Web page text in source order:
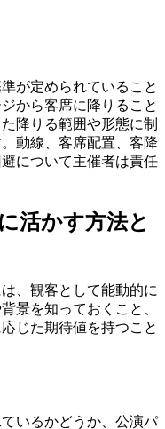
が定められていること
から客席に降りること
降りる範囲や形態に制
動線、客席配置、客降
について主催者は責任
活かす方法と
、観客として能動的に
景を知っておくこと、
じた期待値を持つこと
いるかどうか、公演パ